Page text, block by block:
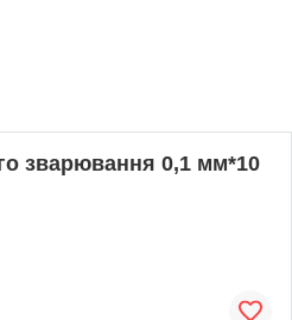
зварювання 0,1 мм*10